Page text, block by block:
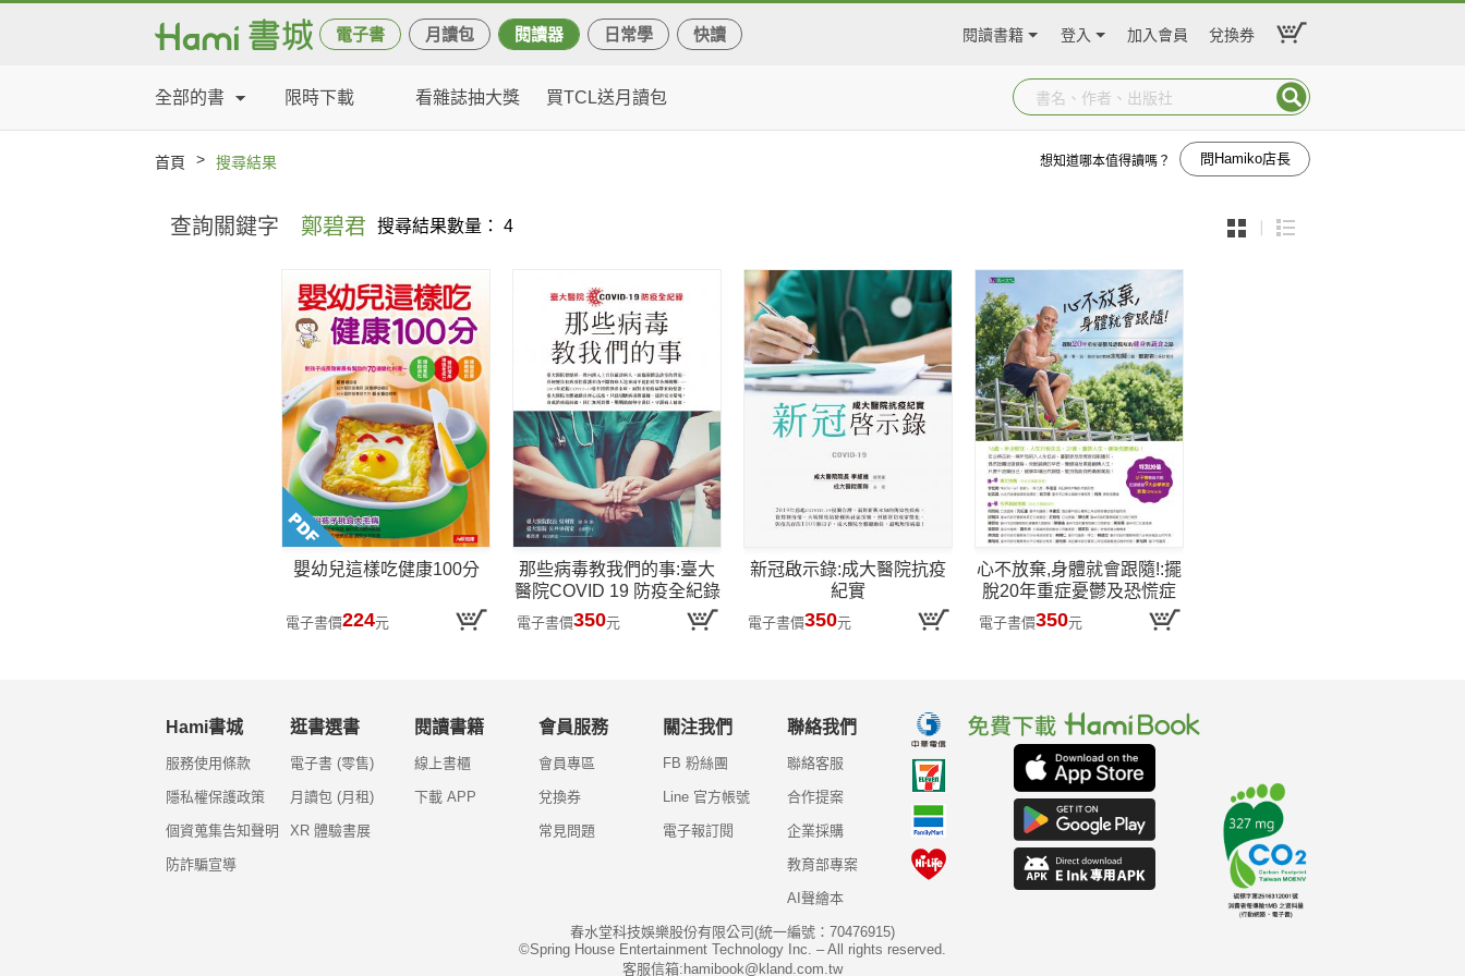
電子書 月讀包 閱讀器 日常學 快讀 閱讀書籍 登入 加入會員 兌換券
全部的書 限時下載 看雜誌抽大獎 買TCL送月讀包
首頁 > 搜尋結果 想知道哪本值得讀嗎？ 問Hamiko店長
查詢關鍵字 鄭碧君 搜尋結果數量： 4
嬰幼兒這樣吃健康100分
電子書價224元
那些病毒教我們的事:臺大
醫院COVID 19 防疫全紀錄
電子書價350元
新冠啟示錄:成大醫院抗疫
紀實
電子書價350元
心不放棄,身體就會跟隨!:擺
脫20年重症憂鬱及恐慌症
的健身與蔬食之路
電子書價350元
Hami書城
服務使用條款
隱私權保護政策
個資蒐集告知聲明
防詐騙宣導
逛書選書
電子書 (零售)
月讀包 (月租)
XR 體驗書展
閱讀書籍
線上書櫃
下載 APP
會員服務
會員專區
兌換券
常見問題
關注我們
FB 粉絲團
Line 官方帳號
電子報訂閱
聯絡我們
聯絡客服
合作提案
企業採購
教育部專案
AI聲繪本
春水堂科技娛樂股份有限公司(統一編號：70476915)
©Spring House Entertainment Technology Inc. – All rights reserved.
客服信箱:hamibook@kland.com.tw